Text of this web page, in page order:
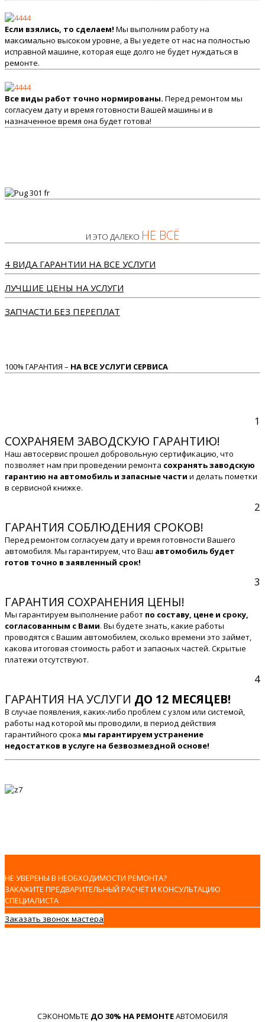
Если взялись, то сделаем! Мы выполним работу на
максимально высоком уровне, а Вы уедете от нас на полностью
исправной машине, которая еще долго не будет нуждаться в
ремонте.
Все виды работ точно нормированы. Перед ремонтом мы
согласуем дату и время готовности Вашей машины и в
назначенное время она будет готова!
И ЭТО ДАЛЕКО НЕ ВСЁ
4 ВИДА ГАРАНТИИ НА ВСЕ УСЛУГИ
ЛУЧШИЕ ЦЕНЫ НА УСЛУГИ
ЗАПЧАСТИ БЕЗ ПЕРЕПЛАТ
100% ГАРАНТИЯ – НА ВСЕ УСЛУГИ СЕРВИСА
1
СОХРАНЯЕМ ЗАВОДСКУЮ ГАРАНТИЮ!
Наш автосервис прошел добровольную сертификацию, что
позволяет нам при проведении ремонта сохранять заводскую
гарантию на автомобиль и запасные части и делать пометки
в сервисной книжке.
2
ГАРАНТИЯ СОБЛЮДЕНИЯ СРОКОВ!
Перед ремонтом согласуем дату и время готовности Вашего
автомобиля. Мы гарантируем, что Ваш автомобиль будет
готов точно в заявленный срок!
3
ГАРАНТИЯ СОХРАНЕНИЯ ЦЕНЫ!
Мы гарантируем выполнение работ по составу, цене и сроку,
согласованным с Вами. Вы будете знать, какие работы
проводятся с Вашим автомобилем, сколько времени это займет,
какова итоговая стоимость работ и запасных частей. Скрытые
платежи отсутствуют.
4
ГАРАНТИЯ НА УСЛУГИ ДО 12 МЕСЯЦЕВ!
В случае появления, каких-либо проблем с узлом или системой,
работы над которой мы проводили, в период действия
гарантийного срока мы гарантируем устранение
недостатков в услуге на безвозмездной основе!
НЕ УВЕРЕНЫ В НЕОБХОДИМОСТИ РЕМОНТА?
ЗАКАЖИТЕ ПРЕДВАРИТЕЛЬНЫЙ РАСЧЁТ И КОНСУЛЬТАЦИЮ
СПЕЦИАЛИСТА
Заказать звонок мастера
СЭКОНОМЬТЕ ДО 30% НА РЕМОНТЕАВТОМОБИЛЯ